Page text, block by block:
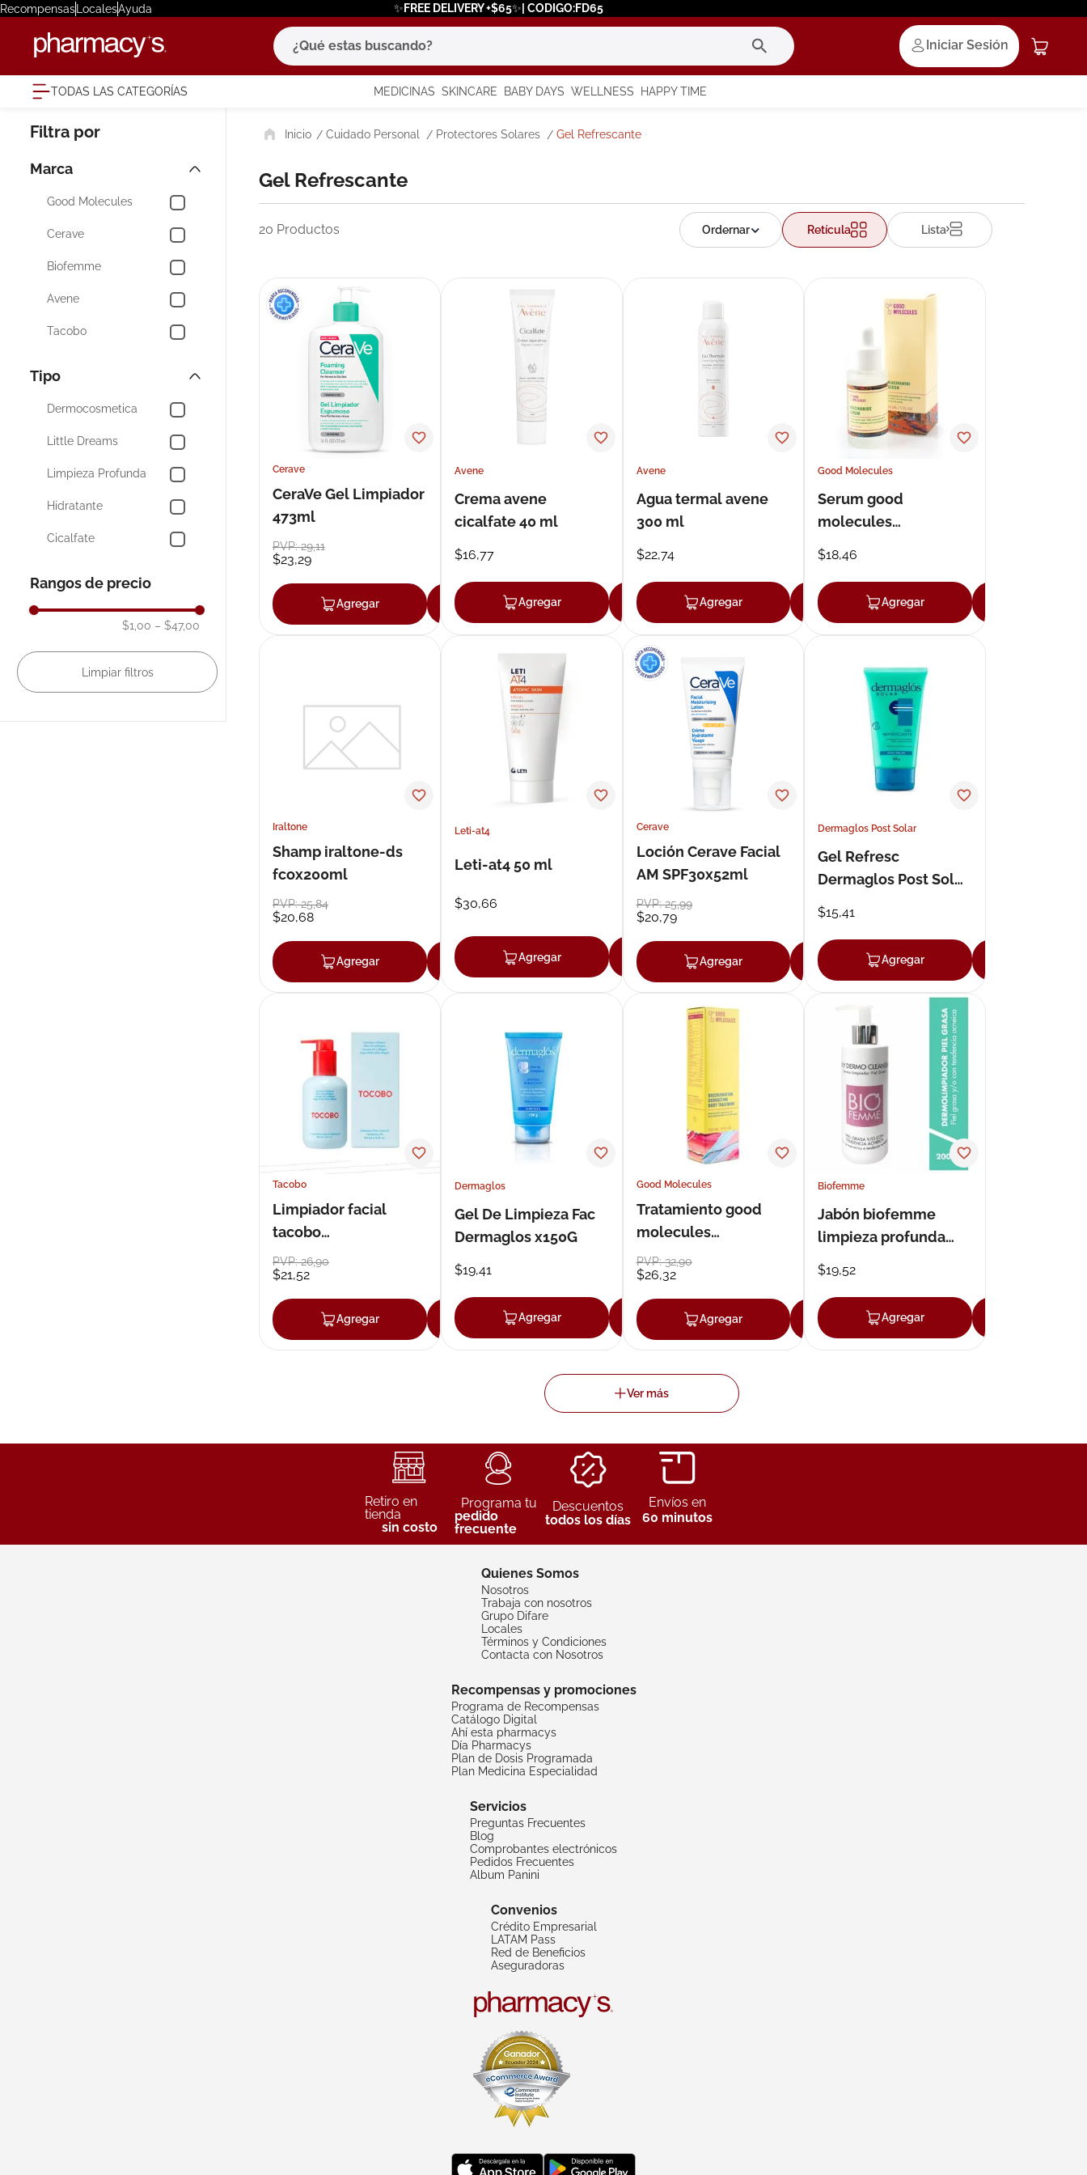
RecompensasLocalesAyuda ✨FREE DELIVERY +$65✨| CODIGO:FD65
¿Qué estas buscando?
Iniciar Sesión
TODAS LAS CATEGORÍAS MEDICINAS SKINCARE BABY DAYS WELLNESS HAPPY TIME
Marca
Good Molecules
Cerave
Biofemme
Avene
Tacobo
Tipo
Dermocosmetica
Little Dreams
Limpieza Profunda
Hidratante
Cicalfate
Rangos de precio
$1,00 – $47,00
Cuidado Personal Protectores Solares Gel Refrescante
Gel Refrescante
20 Productos Retícula Lista
Cerave
CeraVe Gel Limpiador
473ml
PVP:29,11
$23,29
Agregar Agregar
Avene
Crema avene
cicalfate 40 ml
$16,77
Agregar Agregar
Avene
Agua termal avene
300 ml
$22,74
Agregar Agregar
Good Molecules
Serum good
molecules
dermocosmetica 30
ml.
$18,46
Agregar
Iraltone
Shamp iraltone-ds
fcox200ml
PVP:25,84
$20,68
Agregar Agregar
Leti-at4
Leti-at4 50 ml
$30,66
Agregar Agregar
Cerave
Loción Cerave Facial
AM SPF30x52ml
PVP:25,99
$20,79
Agregar Agregar
Dermaglos Post Solar
Gel Refresc
Dermaglos Post Sol
x150G
$15,41
Agregar
Tacobo
Limpiador facial
tacobo
dermocosmetica 200
ml
PVP:26,90
$21,52
Agregar Agregar
Dermaglos
Gel De Limpieza Fac
Dermaglos x150G
$19,41
Agregar Agregar
Good Molecules
Tratamiento good
molecules
dermocosmetica 120
ml
PVP:32,90
$26,32
Agregar Agregar
Biofemme
Jabón biofemme
limpieza profunda
200 ml
$19,52
Agregar
Retiro en
tienda
sin costo
Programa tu
pedido
frecuente
Descuentos
todos los días
Envíos en
60 minutos
Quienes Somos
Nosotros
Trabaja con nosotros
Grupo Difare
Locales
Términos y Condiciones
Contacta con Nosotros
Recompensas y promociones
Programa de Recompensas
Catálogo Digital
Ahí esta pharmacys
Día Pharmacys
Plan de Dosis Programada
Plan Medicina Especialidad
Servicios
Preguntas Frecuentes
Blog
Comprobantes electrónicos
Pedidos Frecuentes
Album Panini
Convenios
Crédito Empresarial
LATAM Pass
Red de Beneficios
Aseguradoras
términos más buscados
1. eucerin
4
6. megacistin
degraler
8. roche posay
isdin
pañales